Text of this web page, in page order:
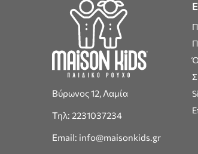
Βύρωνος 12, Λαμία
Τηλ: 2231037234
Email: info@maisonkids.gr